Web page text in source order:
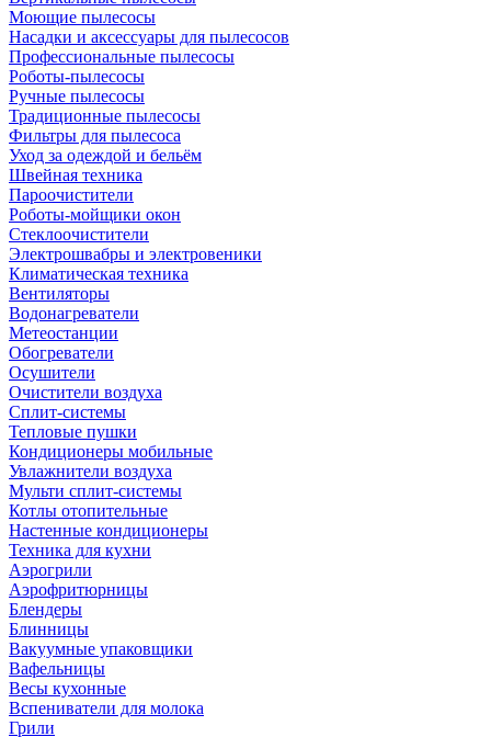
Моющие пылесосы
Насадки и аксессуары для пылесосов
Профессиональные пылесосы
Роботы-пылесосы
Ручные пылесосы
Традиционные пылесосы
Фильтры для пылесоса
Уход за одеждой и бельём
Швейная техника
Пароочистители
Роботы-мойщики окон
Стеклоочистители
Электрошвабры и электровеники
Климатическая техника
Вентиляторы
Водонагреватели
Метеостанции
Обогреватели
Осушители
Очистители воздуха
Сплит-системы
Тепловые пушки
Кондиционеры мобильные
Увлажнители воздуха
Мульти сплит-системы
Котлы отопительные
Настенные кондиционеры
Техника для кухни
Аэрогрили
Аэрофритюрницы
Блендеры
Блинницы
Вакуумные упаковщики
Вафельницы
Весы кухонные
Вспениватели для молока
Грили